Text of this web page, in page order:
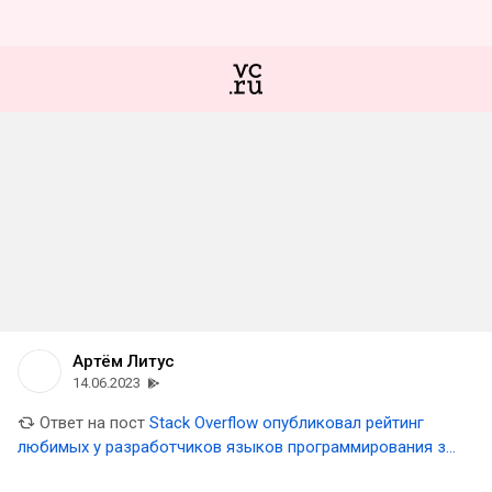
Артём Литус
14.06.2023
Ответ на пост Stack Overflow опубликовал рейтинг
любимых у разработчиков языков программирования за